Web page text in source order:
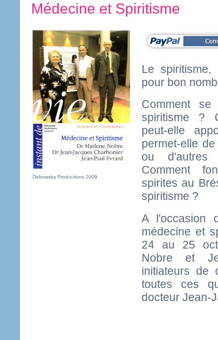
Médecine et Spiritisme
Debowska Productions 2009
Le
pour bon
Comment
spiritisme ?
peut-elle
permet-elle
ou d'autres
Comment
spirites au
spiritisme ?
A l'occasion
médecine et
24 au 25
Nobre et
initiateurs de
toutes ces
docteur Jean-